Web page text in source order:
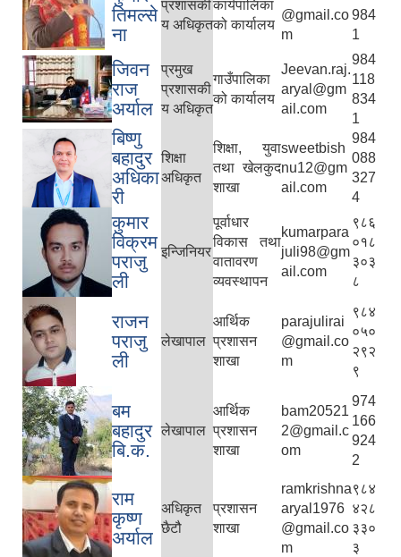
तिमल्से
ना
प्रशासकी
य अधिकृत
कार्यपालिका
को कार्यालय
@gmail.co
m
984
1
जिवन
राज
अर्याल
प्रमुख
प्रशासकी
य अधिकृत
गाउँपालिका
को कार्यालय
Jeevan.raj.
aryal@gm
ail.com
984
118
834
1
बिष्णु
बहादुर
अधिका
री
शिक्षा
अधिकृत
शिक्षा, युवा
तथा खेलकुद
शाखा
sweetbish
nu12@gm
ail.com
984
088
327
4
कुमार
विक्रम
पराजु
ली
इन्जिनियर
पूर्वाधार
विकास तथा
वातावरण
व्यवस्थापन
kumarpara
juli98@gm
ail.com
९८६
०१८
३०३
८
राजन
पराजु
ली
लेखापाल
आर्थिक
प्रशासन
शाखा
parajulirai
@gmail.co
m
९८४
०५०
२९२
९
बम
बहादुर
बि.क.
लेखापाल
आर्थिक
प्रशासन
शाखा
bam20521
2@gmail.c
om
974
166
924
2
राम
कृष्ण
अर्याल
अधिकृत
छैटौ
प्रशासन
शाखा
ramkrishna
aryal1976
@gmail.co
m
९८४
४२८
३३०
३